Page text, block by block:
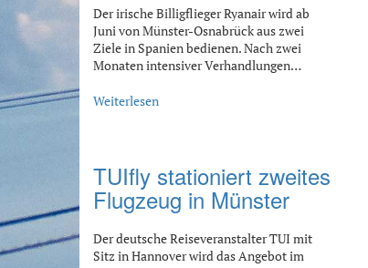
Der irische Billigflieger Ryanair wird ab
Juni von Münster-Osnabrück aus zwei
Ziele in Spanien bedienen. Nach zwei
Monaten intensiver Verhandlungen…
Weiterlesen
TUIfly stationiert zweites
Flugzeug in Münster
Der deutsche Reiseveranstalter TUI mit
Sitz in Hannover wird das Angebot im